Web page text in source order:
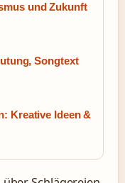
und Zukunft
Songtext
Kreative Ideen &